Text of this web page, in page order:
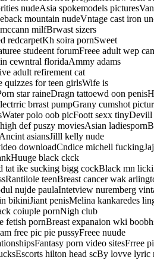
nudeAsia spokemodels
mountain nudeVntage cast iron
milfBrwast sizers
redcarpetKh soira pornSweet
studeent forumFreee adult wep
cewntral floridaAmmy adams
adult refirement cat
quizzes for teen girlsWife is
star raineDragn tattoewd oon
brrast pumpGrany cumshot
polo oob picFoott sexx
def puszy moviesAsian
asiansJilll kelly nude
downloadCndice michell
black ckck
tat ike sucking bigg cockBlack mn
teenBreast cancer wak
nujde paulaIntetview nuremberg
bikiniJiant penisMelina kankaredes
coiuple pornNigh club
fetish pornBreast expanaion wki
free pic pie pussyFreee nuude
porn video sitesFrree
hilton head scBy lovve